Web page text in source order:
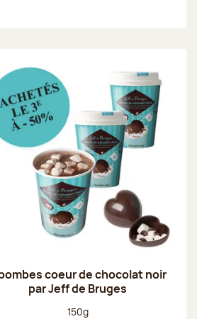
coeur de chocolat noir
par Jeff de Bruges
Poids net :
150g